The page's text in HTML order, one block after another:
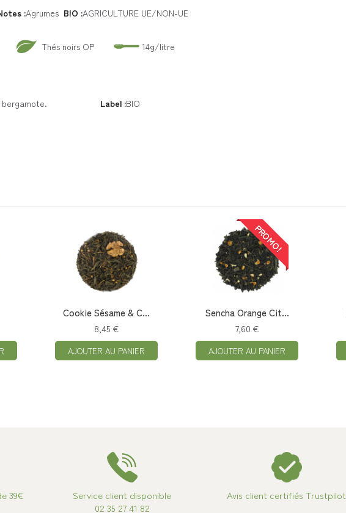
Notes :Agrumes BIO :AGRICULTURE UE/NON-UE
Thés noirs OP 14g/litre
Label :BIO
Cookie Sésame & C...
8,45 €
AJOUTER AU PANIER
PROMO!
Sencha Orange Cit...
7,60 €
AJOUTER AU PANIER
39€
Service client disponible
02 35 27 41 82
Avis client certifiés Trustpilot